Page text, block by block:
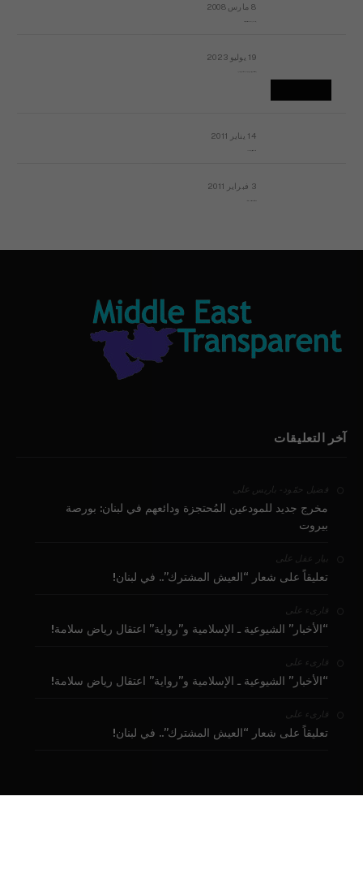
8 مارس 2008
19 يوليو 2023
14 يناير 2011
3 فبراير 2011
آخر التعليقات
فضيل حمّود - باريس على
مخرج جديد للمودعين المُحتجزة ودائعهم في لبنان: بورصة
بيروت
بيار عقل على
تعليقاً على شعار “العيش المشترك”.. في لبنان!
قارىء على
“الأخبار” الشيوعية ـ الإسلامية و”رواية” اعتقال رياض سلامة!
قارىء على
“الأخبار” الشيوعية ـ الإسلامية و”رواية” اعتقال رياض سلامة!
قارىء على
تعليقاً على شعار “العيش المشترك”.. في لبنان!